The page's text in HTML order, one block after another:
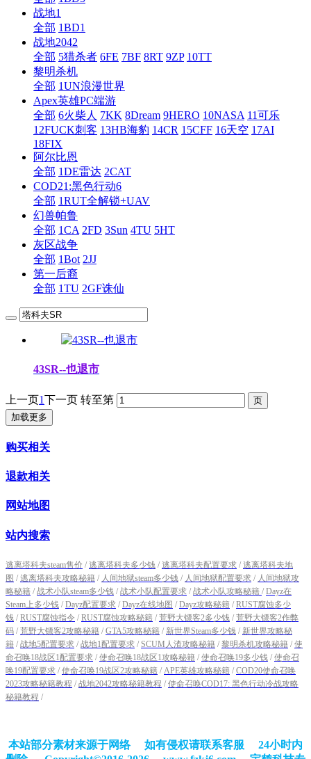
战地1
全部 1BD1
战地2042
全部 5猎杀者 6FE 7BF 8RT 9ZP 10TT
黎明杀机
全部 1UN浪漫世界
Apex英雄PC端游
全部 6火柴人 7KK 8Dream 9HERO 10NASA 11可乐
12FUCK刺客 13HB海豹 14CR 15CFF 16天空 17AI
18FIX
阿尔比恩
全部 1DE雷达 2CAT
COD21:黑色行动6
全部 1RUT全解锁+UAV
幻兽帕鲁
全部 1CA 2FD 3Sun 4TU 5HT
灰区战争
全部 1Bot 2JJ
第一后裔
全部 1TU 2GF诛仙
43SR--也退市
上一页1下一页 转至第
加载更多
购买相关
退款相关
网站地图
站内搜索
逃离塔科夫steam售价 / 逃离塔科夫多少钱 / 逃离塔科夫配置要求 / 逃离塔科夫地
图 / 逃离塔科夫攻略秘籍 / 人间地狱steam多少钱 / 人间地狱配置要求 / 人间地狱攻
略秘籍 / 战术小队steam多少钱 / 战术小队配置要求 / 战术小队攻略秘籍 / Dayz在
Steam上多少钱 / Dayz配置要求 / Dayz在线地图 / Dayz攻略秘籍 / RUST腐蚀多少
钱 / RUST腐蚀指令 / RUST腐蚀攻略秘籍 / 荒野大镖客2多少钱 / 荒野大镖客2作弊
码 / 荒野大镖客2攻略秘籍 / GTA5攻略秘籍 / 新世界Steam多少钱 / 新世界攻略秘
籍 / 战地5配置要求 / 战地1配置要求 / SCUM人渣攻略秘籍 / 黎明杀机攻略秘籍 / 使
命召唤18战区1配置要求 / 使命召唤18战区1攻略秘籍 / 使命召唤19多少钱 / 使命召
唤19配置要求 / 使命召唤19战区2攻略秘籍 / APE英雄攻略秘籍 / COD20使命召唤
2023攻略秘籍教程 / 战地2042攻略秘籍教程 / 使命召唤COD17: 黑色行动冷战攻略
秘籍教程 /
本站部分素材来源于网络 如有侵权请联系客服 24小时内